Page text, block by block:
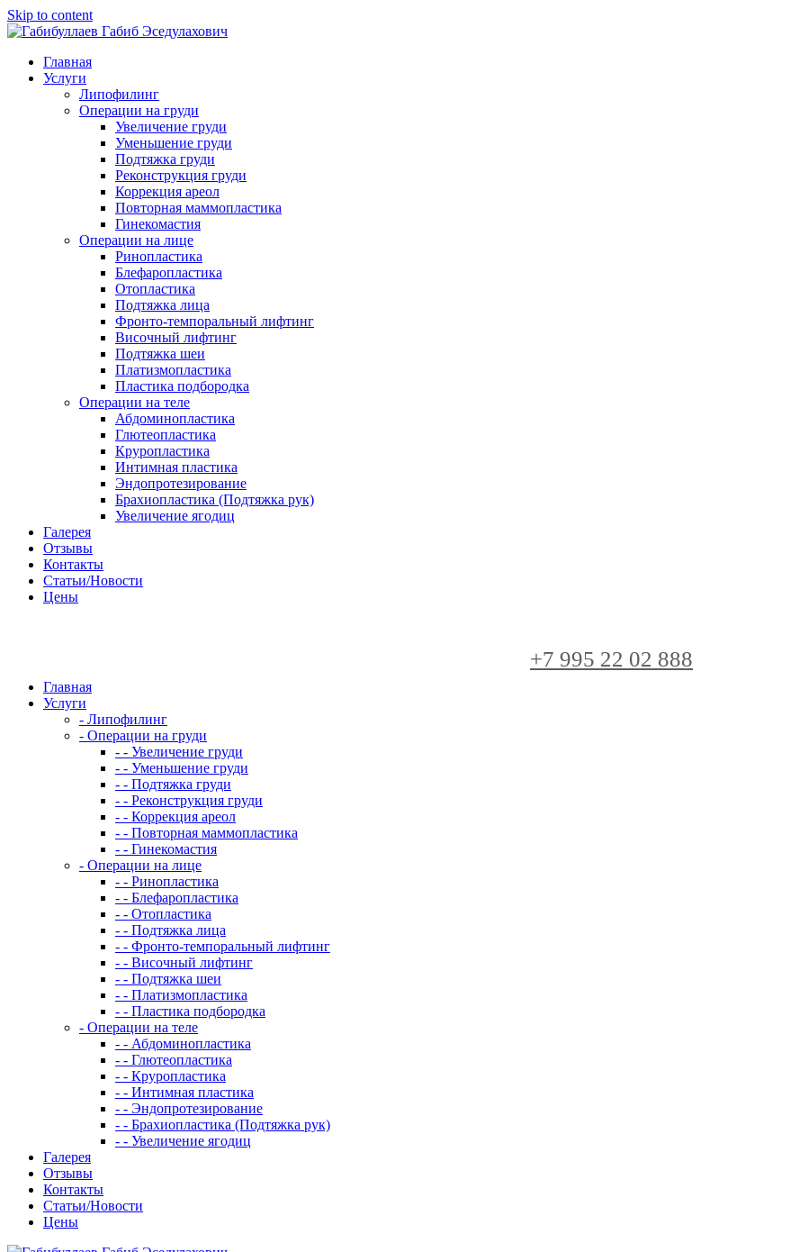
Skip to content
Главная
Услуги
Липофилинг
Операции на груди
Увеличение груди
Уменьшение груди
Подтяжка груди
Реконструкция груди
Коррекция ареол
Повторная маммопластика
Гинекомастия
Операции на лице
Ринопластика
Блефаропластика
Отопластика
Подтяжка лица
Фронто-темпоральный лифтинг
Височный лифтинг
Подтяжка шеи
Платизмопластика
Пластика подбородка
Операции на теле
Абдоминопластика
Глютеопластика
Круропластика
Интимная пластика
Эндопротезирование
Брахиопластика (Подтяжка рук)
Увеличение ягодиц
Галерея
Отзывы
Контакты
Статьи/Новости
Цены
+7 995 22 02 888
Главная
Услуги
- Липофилинг
- Операции на груди
- - Увеличение груди
- - Уменьшение груди
- - Подтяжка груди
- - Реконструкция груди
- - Коррекция ареол
- - Повторная маммопластика
- - Гинекомастия
- Операции на лице
- - Ринопластика
- - Блефаропластика
- - Отопластика
- - Подтяжка лица
- - Фронто-темпоральный лифтинг
- - Височный лифтинг
- - Подтяжка шеи
- - Платизмопластика
- - Пластика подбородка
- Операции на теле
- - Абдоминопластика
- - Глютеопластика
- - Круропластика
- - Интимная пластика
- - Эндопротезирование
- - Брахиопластика (Подтяжка рук)
- - Увеличение ягодиц
Галерея
Отзывы
Контакты
Статьи/Новости
Цены